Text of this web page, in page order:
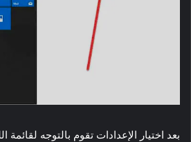
بعد اختيار الإعدادات تقوم بالتوجه